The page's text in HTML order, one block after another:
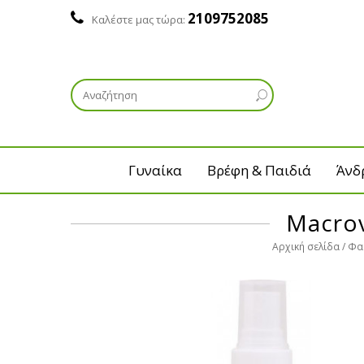
Καλέστε μας τώρα: 2109752085
Γυναίκα Βρέφη & Παιδιά
Αρχική σελίδα